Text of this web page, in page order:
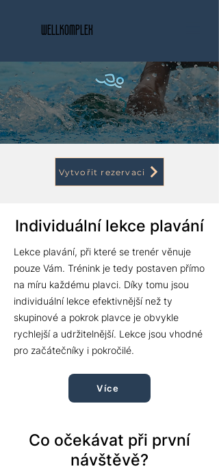
wellkomplex
Vytvořit rezervaci
Individuální lekce plavání
Lekce plavání, při které se trenér věnuje
pouze Vám. Trénink je tedy postaven přímo
na míru každému plavci. Díky tomu jsou
individuální lekce efektivnější než ty
skupinové a pokrok plavce je obvykle
rychlejší a udržitelnější. Lekce jsou vhodné
pro začátečníky i pokročilé.
Více
Co očekávat při první
návštěvě?